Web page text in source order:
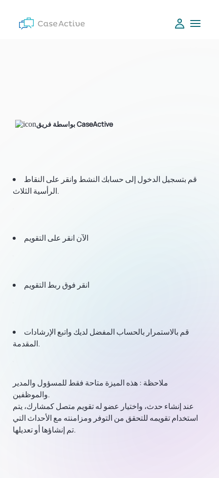
بواسطة فريق CaseActive
قم بتسجيل الدخول إلى حسابك النشط وانقر على النقاط
الرأسية الثلاث.
الآن انقر على التقويم
انقر فوق ربط التقويم
قم بالاستمرار بالحساب المفضل لديك واتبع الإرشادات
المقدمة.
ملاحظة : هذه الميزة متاحة فقط للمسؤول والمدير
والموظفين.
عند إنشاء حدث، واختيار عضو له تقويم متصل كمشارك، يتم
استخدام تقويمه للتحقق من التوفر ومزامنته مع الأحداث التي
تم إنشاؤها أو تعديلها.